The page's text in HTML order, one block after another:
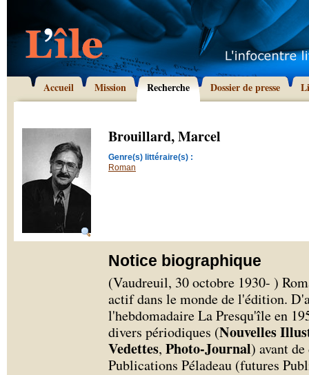
Accueil Mission Recherche Dossier de presse
Brouillard, Marcel
Genre(s) littéraire(s) :
Roman
Notice biographique
(Vaudreuil, 30 octobre 1930- )
actif dans le monde de l'édition.
l'hebdomadaire La Presqu'île en
divers périodiques (Nouvelles
Vedettes, Photo-Journal) avant
Publications Péladeau (futures